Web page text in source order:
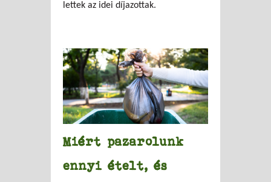
lettek az idei díjazottak.
Miért pazarolunk
ennyi ételt, és